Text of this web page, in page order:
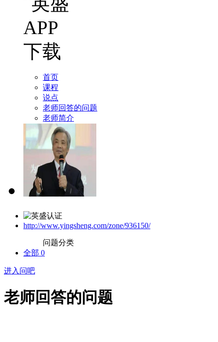
首页
课程
说点
老师回答的问题
老师简介
http://www.yingsheng.com/zone/936150/
问题分类
全部 0
进入问吧
老师回答的问题